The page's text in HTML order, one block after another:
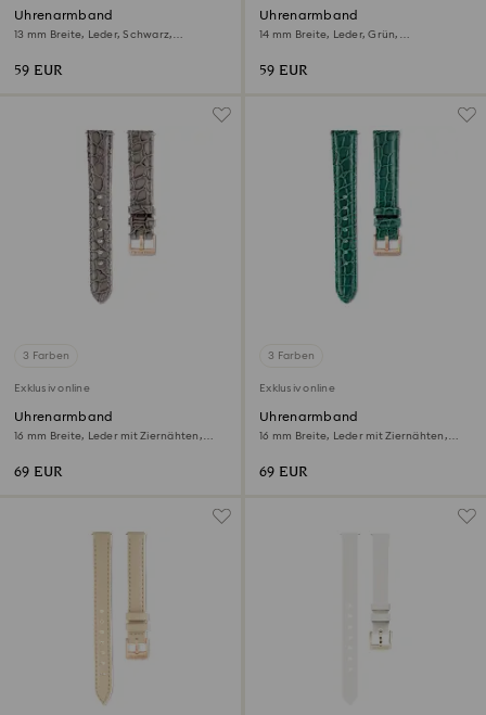
Uhrenarmband
13 mm Breite, Leder, Schwarz,
59 EUR
Uhrenarmband
14 mm Breite, Leder, Grün,
59 EUR
3 Farben
Exklusiv online
Uhrenarmband
16 mm Breite, Leder mit Ziernähten,
69 EUR
3 Farben
Exklusiv online
Uhrenarmband
16 mm Breite, Leder mit Ziernähten,
69 EUR